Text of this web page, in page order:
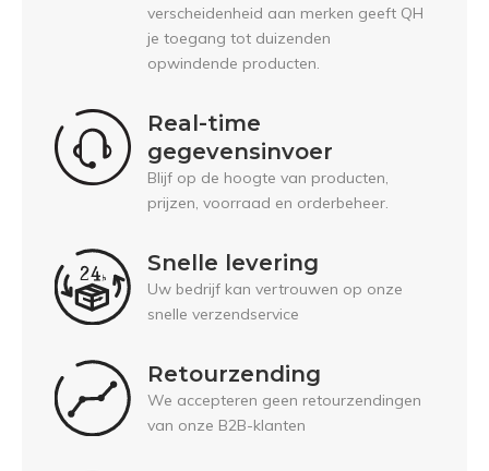
verscheidenheid aan merken geeft QH
je toegang tot duizenden
opwindende producten.
Real-time
gegevensinvoer
Blijf op de hoogte van producten,
prijzen, voorraad en orderbeheer.
Snelle levering
Uw bedrijf kan vertrouwen op onze
snelle verzendservice
Retourzending
We accepteren geen retourzendingen
van onze B2B-klanten